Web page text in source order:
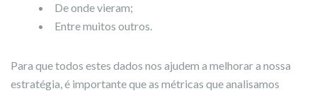
De onde vieram;
Entre muitos outros.
Para que todos estes dados nos ajudem a melhorar a nossa
estratégia, é importante que as métricas que analisamos